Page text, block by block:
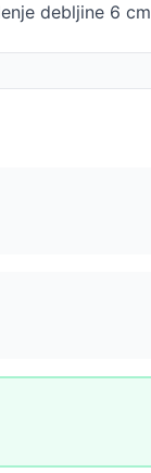
debljine 6